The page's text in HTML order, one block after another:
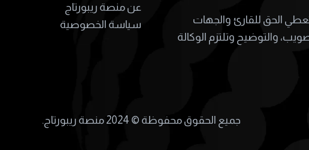
تعطي الحق للقارئ والجهات
والتوضيح وتلتزم الوكالة
عن منصة ريبورتاج
سياسة الخصوصية
جميع الحقوق محفوظة © 2024 منصة ريبورتاج.